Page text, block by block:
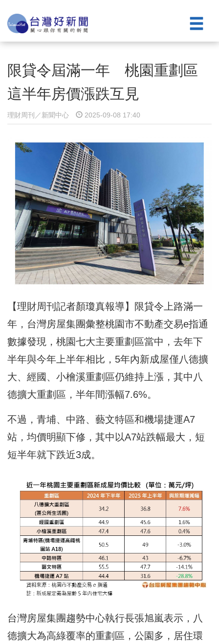
限貸令屆滿一年 桃園重劃區
這半年房價漲跌互見
理財周刊／新聞中心 2025-09-08 17:40
【理財周刊記者顏瓊真報導】限貸令上路滿一
年，台灣房屋集團彙整桃園市不動產交易e指通
數據發現，桃園七大主要重劃區當中，去年下
半年與今年上半年相比，5年內新成屋僅八德擴
大、經國、小檜溪重劃區仍維持上漲，其中八
德擴大重劃區，半年間漲幅7.6%。
不過，青埔、中路、藝文特區和機場捷運A7
站，均價明顯下修，其中以A7站跌幅最大，短
短半年就下跌近3成。
台灣房屋集團趨勢中心執行長張旭嵐表示，八
德擴大為高綠覆率的重劃區，公園多，居住環